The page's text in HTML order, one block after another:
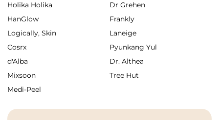
Holika Holika
Dr Grehen
HanGlow
Frankly
Logically, Skin
Laneige
Cosrx
Pyunkang Yul
d'Alba
Dr. Althea
Mixsoon
Tree Hut
Medi-Peel